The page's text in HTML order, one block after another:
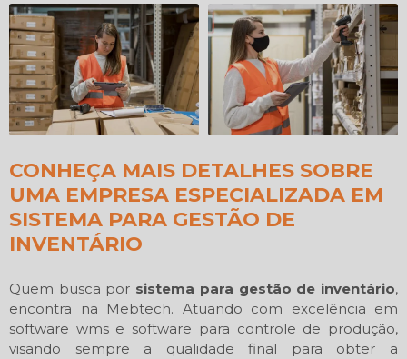
CONHEÇA MAIS DETALHES SOBRE
UMA EMPRESA ESPECIALIZADA EM
SISTEMA PARA GESTÃO DE
INVENTÁRIO
Quem busca por sistema para gestão de inventário,
encontra na Mebtech. Atuando com excelência em
software wms e software para controle de produção,
visando sempre a qualidade final para obter a